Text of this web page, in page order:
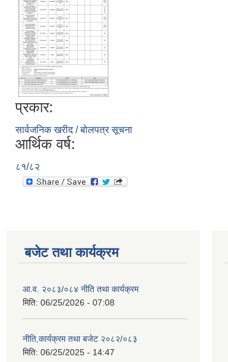
प्रकार:
सार्वजनिक खरीद / बोलपत्र सूचना
आर्थिक वर्ष:
८१/८२
बजेट तथा कार्यक्रम
आ.व. २०८३/०८४ नीति तथा कार्यक्रम
मिति: 06/25/2026 - 07:08
नीति,कार्यक्रम तथा बजेट २०८२/०८३
मिति: 06/25/2025 - 14:47